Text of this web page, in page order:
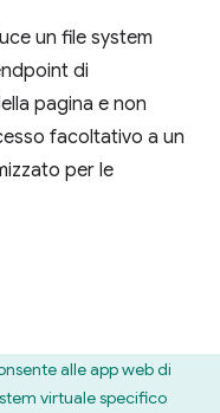
un file system
di
pagina e non
facoltativo a un
per le
alle app web di
virtuale specifico